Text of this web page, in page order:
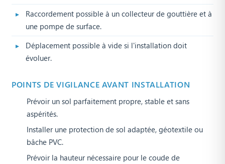
Raccordement possible à un collecteur de gouttière et à
une pompe de surface.
Déplacement possible à vide si l'installation doit
évoluer.
POINTS DE VIGILANCE AVANT INSTALLATION
Prévoir un sol parfaitement propre, stable et sans
aspérités.
Installer une protection de sol adaptée, géotextile ou
bâche PVC.
Prévoir la hauteur nécessaire pour le coude de